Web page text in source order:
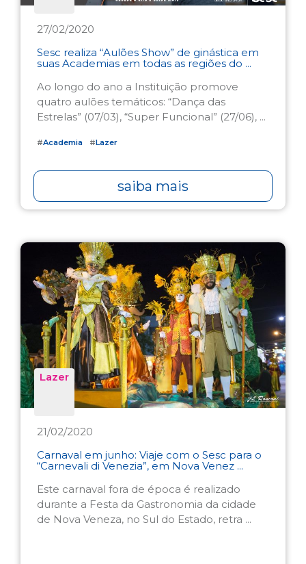
27/02/2020
Sesc realiza “Aulões Show” de ginástica em
suas Academias em todas as regiões do ...
Ao longo do ano a Instituição promove
quatro aulões temáticos: “Dança das
Estrelas” (07/03), “Super Funcional” (27/06), ...
#Academia #Lazer
saiba mais
Lazer
21/02/2020
Carnaval em junho: Viaje com o Sesc para o
“Carnevali di Venezia”, em Nova Venez ...
Este carnaval fora de época é realizado
durante a Festa da Gastronomia da cidade
de Nova Veneza, no Sul do Estado, retra ...